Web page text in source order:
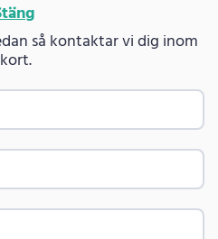
så kontaktar vi dig inom
kort.